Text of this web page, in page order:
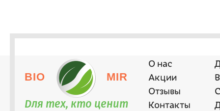
BIO MIR
Для тех, кто ценит
О нас
Акции
Отзывы
Контакты